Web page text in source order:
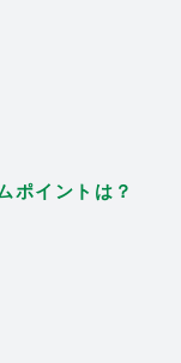
ポイントは？